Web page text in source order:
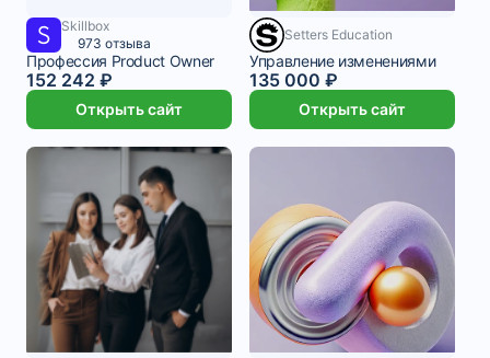
4 911 ₽/мес
Skillbox
973 отзыва
Профессия Product Owner
152 242 ₽
Открыть сайт
22 500 ₽/мес 2 месяца
Setters Education
Управление изменениями
135 000 ₽
Открыть сайт